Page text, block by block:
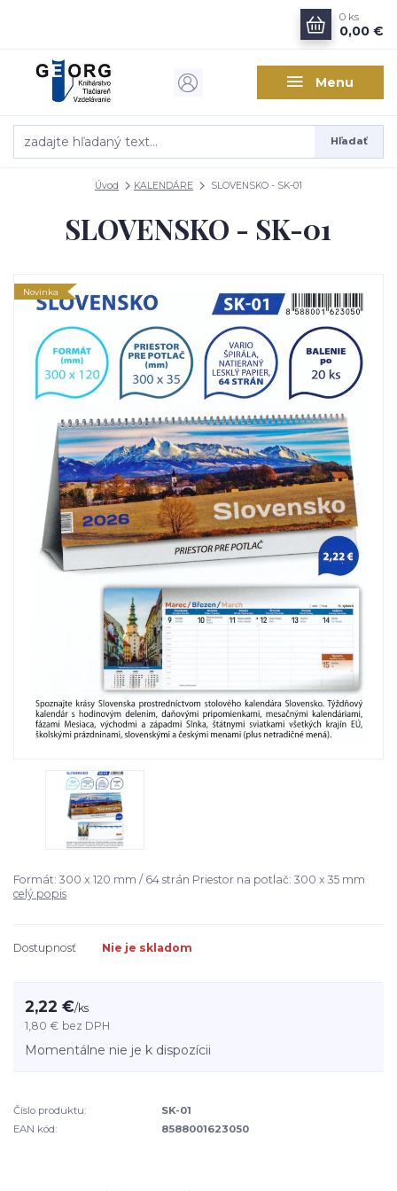
Menu
Hľadať
0 ks
0,00 €
Úvod KALENDÁRE SLOVENSKO - SK-01
SLOVENSKO - SK-01
Novinka
Formát: 300 x 120 mm / 64 strán Priestor na potlač: 300 x 35 mm
celý popis
Dostupnosť Nie je skladom
2,22 €/ks
1,80 € bez DPH
Momentálne nie je k dispozícii
Číslo produktu:
SK-01
EAN kód:
8588001623050